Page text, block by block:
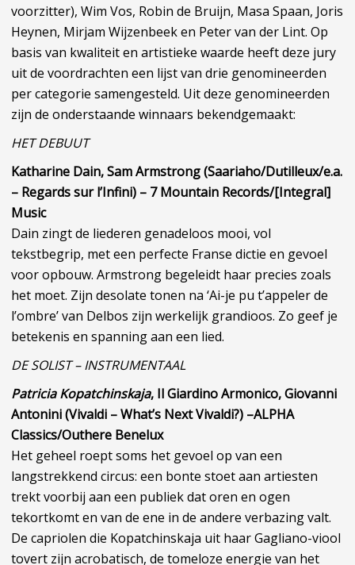
voorzitter), Wim Vos, Robin de Bruijn, Masa Spaan, Joris
Heynen, Mirjam Wijzenbeek en Peter van der Lint. Op
basis van kwaliteit en artistieke waarde heeft deze jury
uit de voordrachten een lijst van drie genomineerden
per categorie samengesteld. Uit deze genomineerden
zijn de onderstaande winnaars bekendgemaakt:
HET DEBUUT
Katharine Dain, Sam Armstrong (Saariaho/Dutilleux/e.a.
– Regards sur l’Infini) – 7 Mountain Records/[Integral]
Music
Dain zingt de liederen genadeloos mooi, vol
tekstbegrip, met een perfecte Franse dictie en gevoel
voor opbouw. Armstrong begeleidt haar precies zoals
het moet. Zijn desolate tonen na ‘Ai-je pu t’appeler de
l’ombre’ van Delbos zijn werkelijk grandioos. Zo geef je
betekenis en spanning aan een lied.
DE SOLIST – INSTRUMENTAAL
Patricia Kopatchinskaja, Il Giardino Armonico, Giovanni
Antonini (Vivaldi – What’s Next Vivaldi?) –ALPHA
Classics/Outhere Benelux
Het geheel roept soms het gevoel op van een
langstrekkend circus: een bonte stoet aan artiesten
trekt voorbij aan een publiek dat oren en ogen
tekortkomt en van de ene in de andere verbazing valt.
De capriolen die Kopatchinskaja uit haar Gagliano-viool
tovert zijn acrobatisch, de tomeloze energie van het